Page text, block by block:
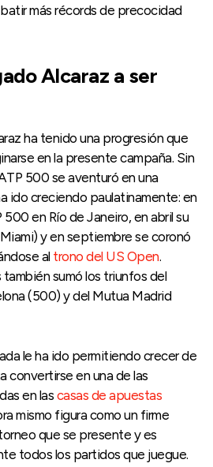
más récords de precocidad
Alcaraz a ser
ha tenido una progresión que
en la presente campaña. Sin
500 se aventuró en una
ido creciendo paulatinamente: en
en Río de Janeiro, en abril su
y en septiembre se coronó
al trono del US Open.
sumó los triunfos del
(500) y del Mutua Madrid
le ha ido permitiendo crecer de
convertirse en una de las
en las casas de apuestas
mismo figura como un firme
que se presente y es
todos los partidos que juegue.